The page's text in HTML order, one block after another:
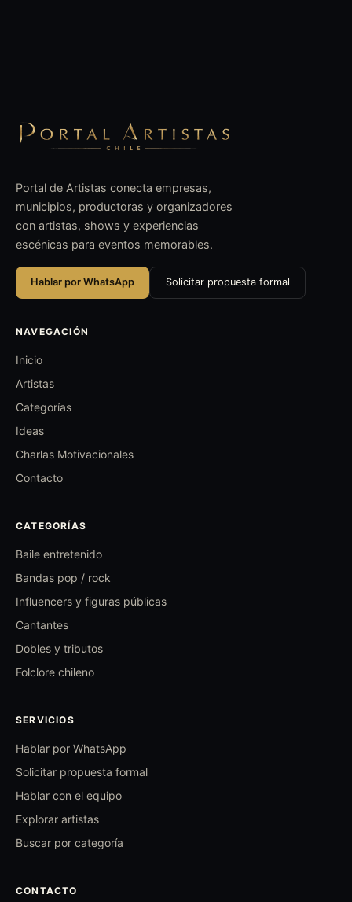
Portal de Artistas conecta empresas,
municipios, productoras y organizadores
con artistas, shows y experiencias
escénicas para eventos memorables.
Hablar por WhatsApp Solicitar propuesta formal
NAVEGACIÓN
Inicio
Artistas
Categorías
Ideas
Charlas Motivacionales
Contacto
CATEGORÍAS
Baile entretenido
Bandas pop / rock
Influencers y figuras públicas
Cantantes
Dobles y tributos
Folclore chileno
SERVICIOS
Hablar por WhatsApp
Solicitar propuesta formal
Hablar con el equipo
Explorar artistas
Buscar por categoría
CONTACTO